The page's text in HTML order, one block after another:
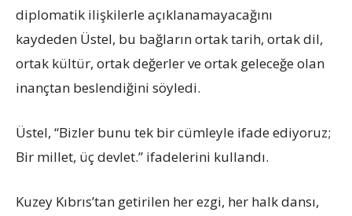
diplomatik ilişkilerle açıklanamayacağını
kaydeden Üstel, bu bağların ortak tarih, ortak dil,
ortak kültür, ortak değerler ve ortak geleceğe olan
inançtan beslendiğini söyledi.
Üstel, “Bizler bunu tek bir cümleyle ifade ediyoruz;
Bir millet, üç devlet.” ifadelerini kullandı.
Kuzey Kıbrıs’tan getirilen her ezgi, her halk dansı,